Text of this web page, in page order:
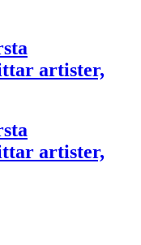
artister,
artister,